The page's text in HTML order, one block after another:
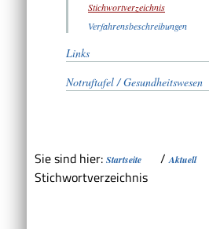
Stichwortverzeichnis
Verfahrensbeschreibungen
Links
Notruftafel / Gesundheitswesen
Sie sind hier: Startseite /Aktuell
Stichwortverzeichnis